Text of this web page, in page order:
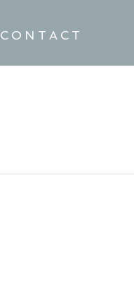
CONTACT